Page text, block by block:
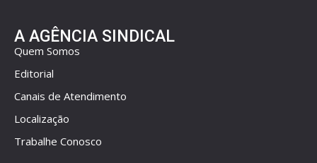
A AGÊNCIA SINDICAL
Quem Somos
Editorial
Canais de Atendimento
Localização
Trabalhe Conosco